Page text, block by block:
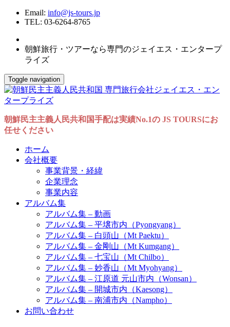
Email: info@js-tours.jp
TEL: 03-6264-8765
朝鮮旅行・ツアーなら専門のジェイエス・エンタープ
ライズ
Toggle navigation
朝鮮民主主義人民共和国手配は実績No.1の JS TOURSにお
任せください
ホーム
会社概要
事業背景・経緯
企業理念
事業内容
アルバム集
アルバム集 – 動画
アルバム集 – 平壌市内（Pyongyang）
アルバム集 – 白頭山（Mt Paektu）
アルバム集 – 金剛山（Mt Kumgang）
アルバム集 – 七宝山（Mt Chilbo）
アルバム集 – 妙香山（Mt Myohyang）
アルバム集 – 江原道 元山市内（Wonsan）
アルバム集 – 開城市内（Kaesong）
アルバム集 – 南浦市内（Nampho）
お問い合わせ